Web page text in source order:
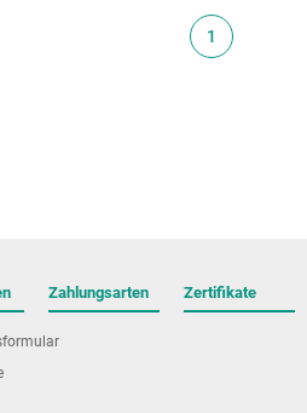
1
Zahlungsarten Zertifikate